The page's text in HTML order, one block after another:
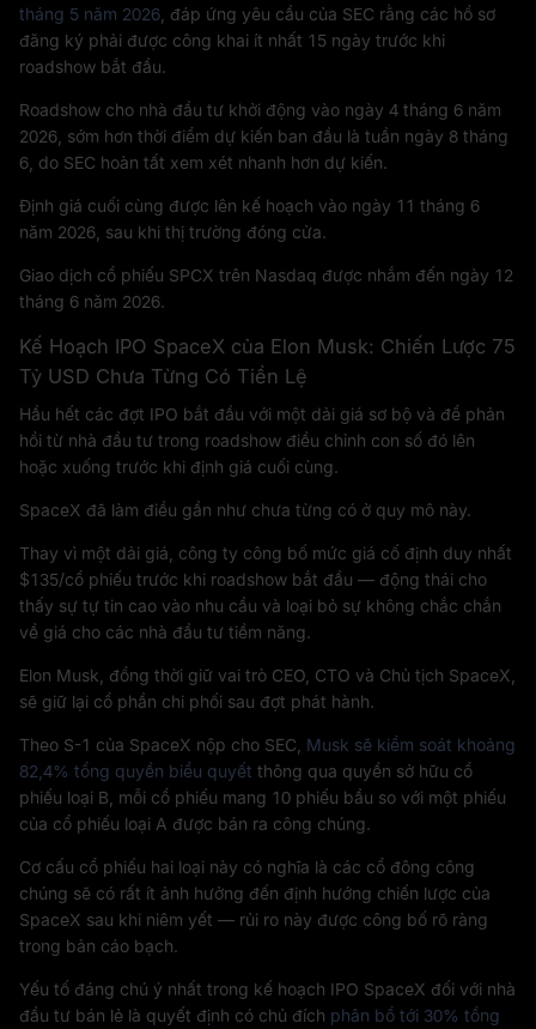
tháng 5 năm 2026 , đáp ứng yêu cầu của SEC rằng các hồ sơ
đăng ký phải được công khai ít nhất 15 ngày trước khi
roadshow bắt đầu.
Roadshow cho nhà đầu tư khởi động vào ngày 4 tháng 6 năm
2026, sớm hơn thời điểm dự kiến ban đầu là tuần ngày 8 tháng
6, do SEC hoàn tất xem xét nhanh hơn dự kiến.
Định giá cuối cùng được lên kế hoạch vào ngày 11 tháng 6
năm 2026, sau khi thị trường đóng cửa.
Giao dịch cổ phiếu SPCX trên Nasdaq được nhắm đến ngày 12
tháng 6 năm 2026.
Kế Hoạch IPO SpaceX của Elon Musk: Chiến Lược 75
Tỷ USD Chưa Từng Có Tiền Lệ
Hầu hết các đợt IPO bắt đầu với một dải giá sơ bộ và để phản
hồi từ nhà đầu tư trong roadshow điều chỉnh con số đó lên
hoặc xuống trước khi định giá cuối cùng.
SpaceX đã làm điều gần như chưa từng có ở quy mô này.
Thay vì một dải giá, công ty công bố mức giá cố định duy nhất
$135/cổ phiếu trước khi roadshow bắt đầu — động thái cho
thấy sự tự tin cao vào nhu cầu và loại bỏ sự không chắc chắn
về giá cho các nhà đầu tư tiềm năng.
Elon Musk, đồng thời giữ vai trò CEO, CTO và Chủ tịch SpaceX,
sẽ giữ lại cổ phần chi phối sau đợt phát hành.
Theo S-1 của SpaceX nộp cho SEC, Musk sẽ kiểm soát khoảng
82,4% tổng quyền biểu quyết thông qua quyền sở hữu cổ
phiếu loại B, mỗi cổ phiếu mang 10 phiếu bầu so với một phiếu
của cổ phiếu loại A được bán ra công chúng.
Cơ cấu cổ phiếu hai loại này có nghĩa là các cổ đông công
chúng sẽ có rất ít ảnh hưởng đến định hướng chiến lược của
SpaceX sau khi niêm yết — rủi ro này được công bố rõ ràng
trong bản cáo bạch.
Yếu tố đáng chú ý nhất trong kế hoạch IPO SpaceX đối với nhà
đầu tư bán lẻ là quyết định có chủ đích phân bổ tới 30% tổng